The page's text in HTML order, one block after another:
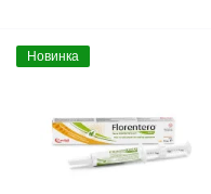
Новинка